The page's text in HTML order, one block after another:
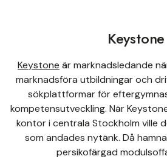
Keystone
Keystone är marknadsledande
marknadsföra utbildningar och
sökplattformar för
kompetensutveckling. När
kontor i centrala Stockholm ville
som andades nytänk. Då
persikofärgad